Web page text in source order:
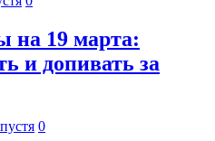
на 19 марта:
и допивать за
0